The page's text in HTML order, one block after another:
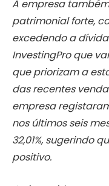
A empresa
patrimonial forte,
excedendo a
InvestingPro que
que priorizam a
das recentes
empresa
nos últimos seis
32,01%, sugerindo
positivo.